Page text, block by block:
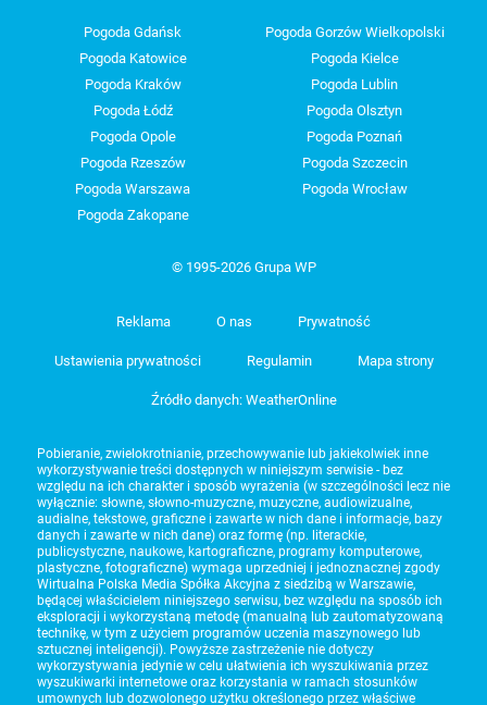
Pogoda Gdańsk
Pogoda Gorzów Wielkopolski
Pogoda Katowice
Pogoda Kielce
Pogoda Kraków
Pogoda Lublin
Pogoda Łódź
Pogoda Olsztyn
Pogoda Opole
Pogoda Poznań
Pogoda Rzeszów
Pogoda Szczecin
Pogoda Warszawa
Pogoda Wrocław
Pogoda Zakopane
© 1995-2026 Grupa WP
Reklama O nas Prywatność
Ustawienia prywatności Regulamin Mapa strony
Źródło danych: WeatherOnline
Pobieranie, zwielokrotnianie, przechowywanie lub jakiekolwiek inne
wykorzystywanie treści dostępnych w niniejszym serwisie - bez
względu na ich charakter i sposób wyrażenia (w szczególności lecz nie
wyłącznie: słowne, słowno-muzyczne, muzyczne, audiowizualne,
audialne, tekstowe, graficzne i zawarte w nich dane i informacje, bazy
danych i zawarte w nich dane) oraz formę (np. literackie,
publicystyczne, naukowe, kartograficzne, programy komputerowe,
plastyczne, fotograficzne) wymaga uprzedniej i jednoznacznej zgody
Wirtualna Polska Media Spółka Akcyjna z siedzibą w Warszawie,
będącej właścicielem niniejszego serwisu, bez względu na sposób ich
eksploracji i wykorzystaną metodę (manualną lub zautomatyzowaną
technikę, w tym z użyciem programów uczenia maszynowego lub
sztucznej inteligencji). Powyższe zastrzeżenie nie dotyczy
wykorzystywania jedynie w celu ułatwienia ich wyszukiwania przez
wyszukiwarki internetowe oraz korzystania w ramach stosunków
umownych lub dozwolonego użytku określonego przez właściwe